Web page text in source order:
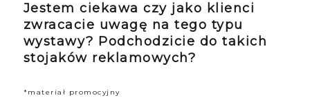
Jestem ciekawa czy jako klienci
zwracacie uwagę na tego typu
wystawy? Podchodzicie do takich
stojaków reklamowych?
*materiał promocyjny